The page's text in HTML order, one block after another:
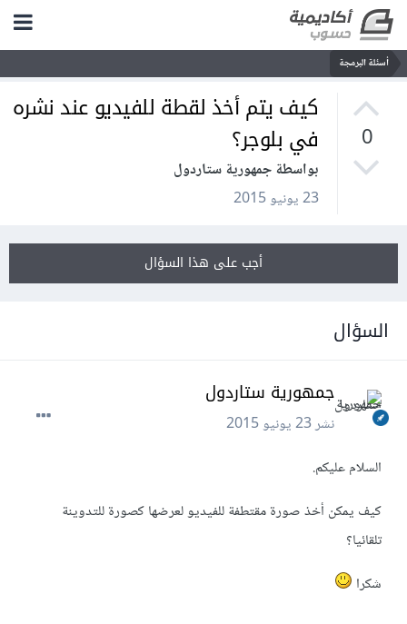
أسئلة البرمجة
0
كيف يتم أخذ لقطة للفيديو عند نشره
في بلوجر؟
بواسطة جمهورية ستاردول
23 يونيو 2015
أجب على هذا السؤال
السؤال
جمهورية ستاردول
نشر23 يونيو 2015
السلام عليكم.
كيف يمكن أخذ صورة مقتطفة للفيديو لعرضها كصورة للتدوينة
تلقائيا؟
شكرا